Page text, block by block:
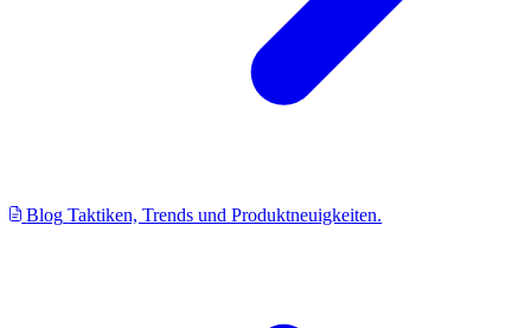
Blog Taktiken, Trends und Produktneuigkeiten.